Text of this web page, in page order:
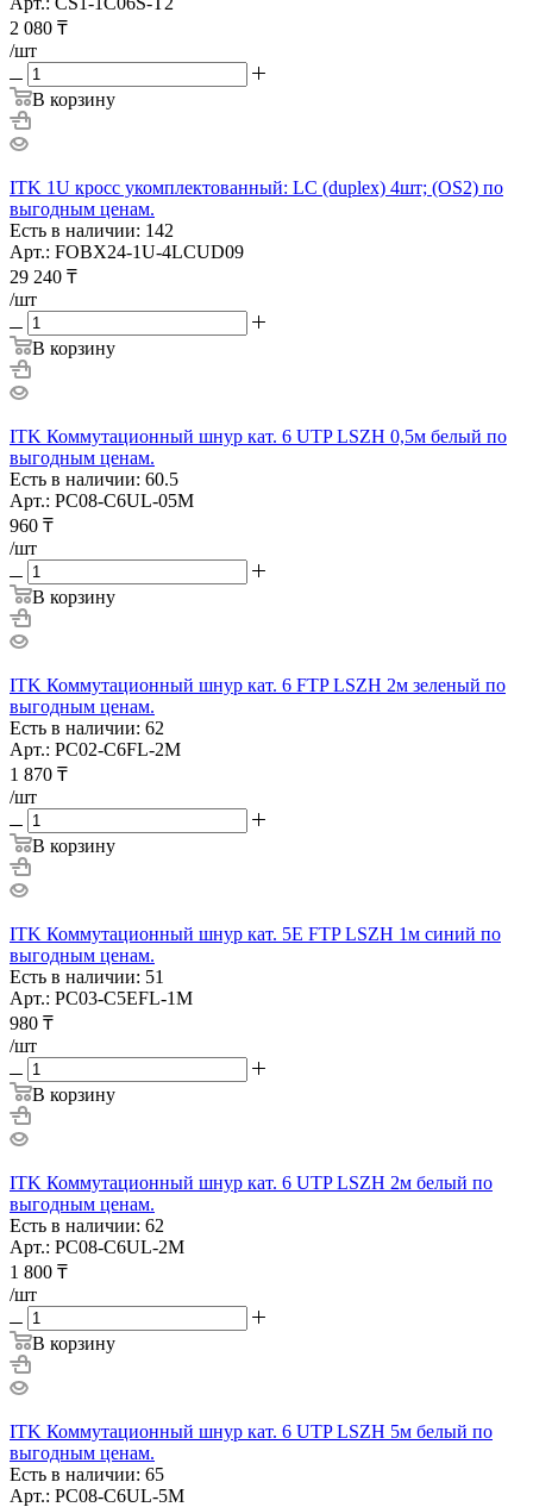
2 080 ₸
/шт
В корзину
ITK 1U кросс укомплектованный: LC (duplex) 4шт; (OS2) по
выгодным ценам.
Есть в наличии: 142
Арт.: FOBX24-1U-4LCUD09
29 240 ₸
/шт
В корзину
ITK Коммутационный шнур кат. 6 UTP LSZH 0,5м белый по
выгодным ценам.
Есть в наличии: 60.5
Арт.: PC08-C6UL-05M
960 ₸
/шт
В корзину
ITK Коммутационный шнур кат. 6 FTP LSZH 2м зеленый по
выгодным ценам.
Есть в наличии: 62
Арт.: PC02-C6FL-2M
1 870 ₸
/шт
В корзину
ITK Коммутационный шнур кат. 5Е FTP LSZH 1м синий по
выгодным ценам.
Есть в наличии: 51
Арт.: PC03-C5EFL-1M
980 ₸
/шт
В корзину
ITK Коммутационный шнур кат. 6 UTP LSZH 2м белый по
выгодным ценам.
Есть в наличии: 62
Арт.: PC08-C6UL-2M
1 800 ₸
/шт
В корзину
ITK Коммутационный шнур кат. 6 UTP LSZH 5м белый по
выгодным ценам.
Есть в наличии: 65
Арт.: PC08-C6UL-5M